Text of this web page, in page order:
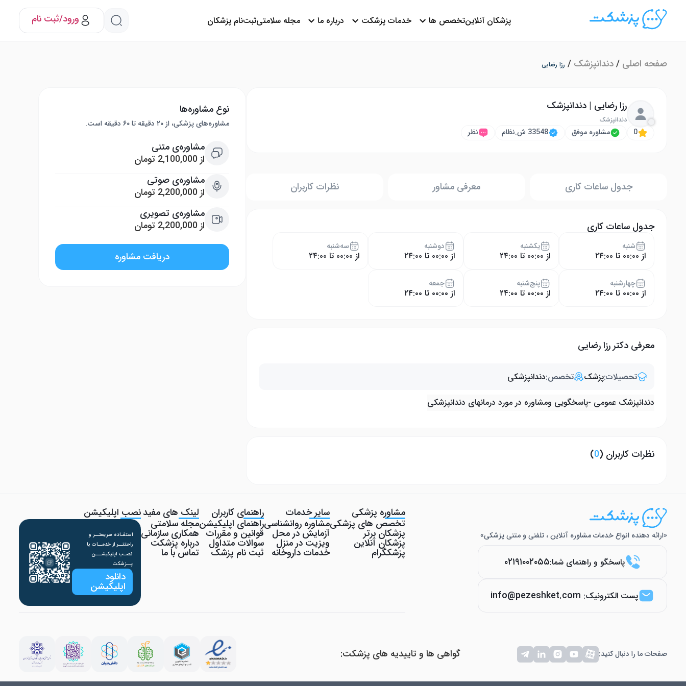
پزشکان آنلاینتخصص ها خدمات پزشکت درباره ما مجله سلامتیثبت‌نام پزشکان ورود/ثبت نام
صفحه اصلی /دندانپزشک / رزا رضایی
رزا رضایی | دندانپزشک
دندانپزشک
0 مشاوره موفق 33548 ش.نظام نظر
جدول ساعات کاری معرفی مشاور نظرات کاربران
جدول ساعات کاری
شنبه
از ۰۰:۰۰ تا ۲۴:۰۰
یکشنبه
از ۰۰:۰۰ تا ۲۴:۰۰
دوشنبه
از ۰۰:۰۰ تا ۲۴:۰۰
سه‌شنبه
از ۰۰:۰۰ تا ۲۴:۰۰
چهار‌شنبه
از ۰۰:۰۰ تا ۲۴:۰۰
پنج‌شنبه
از ۰۰:۰۰ تا ۲۴:۰۰
جمعه
از ۰۰:۰۰ تا ۲۴:۰۰
معرفی دکتر رزا رضایی
تحصیلات:پزشک تخصص:دندانپزشکی
دندانپزشک عمومی -پاسخگویی ومشاوره در مورد درمانهای دندانپزشکی
نظرات کاربران (0
)
نوع مشاوره‌ها
مشاوره‌های پزشکی، از ۲۰ دقیقه تا ۶۰ دقیقه است.
مشاوره‌ی متنی
از 2,100,000 تومان
مشاوره‌ی صوتی
از 2,200,000 تومان
مشاوره‌ی تصویری
از 2,200,000 تومان
دریافت مشاوره
«ارائه دهنده انواع خدمات مشاوره آنلاین ، تلفنی و متنی پزشکی»
پاسخگو و راهنمای شما:۰۲۱۹۱۰۰۲۰۵۵
پست الکترونیک: info@pezeshket.com
مشاوره پزشکی
تخصص های پزشکی
پزشکان برتر
پزشکان آنلاین
پزشکگرام
سایر خدمات
مشاوره روانشناسی
آزمایش در محل
ویزیت در منزل
خدمات داروخانه
راهنمای کاربران
راهنمای اپلیکیشن
قوانین و مقررات
سوالات متداول
ثبت نام پزشک
لینک های مفید
مجله سلامتی
همکاری سازمانی
درباره پزشکت
تماس با ما
نصب اپلیکیشن
استفـاده سریعتــر و
راحتتــر از خدمــات با
نصـب اپلیکیشـــن
پــزشکت
دانلود
اپلیکیشن
صفحات ما را دنبال کنید: گواهی ها و تاییدیه های پزشکت: